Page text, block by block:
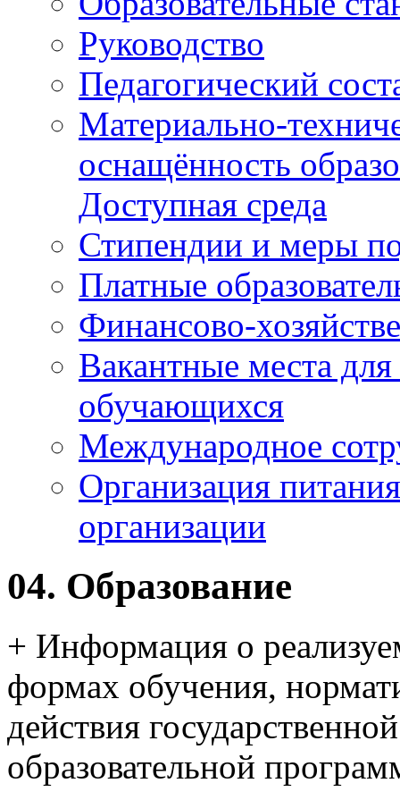
Руководство
Педагогический
Материально-
оснащённость
Доступная среда
Стипендии и меры
Платные
Финансово-
Вакантные места
обучающихся
Международное
Организация
организации
04. Образование
+ Информация о
формах обучения,
действия
образовательной